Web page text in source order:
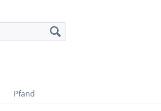
Pfand